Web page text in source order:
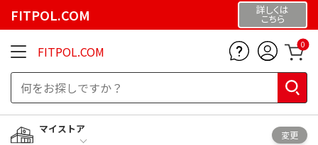
FITPOL.COM 詳しくは
こちら
FITPOL.COM 0
マイストア
変更